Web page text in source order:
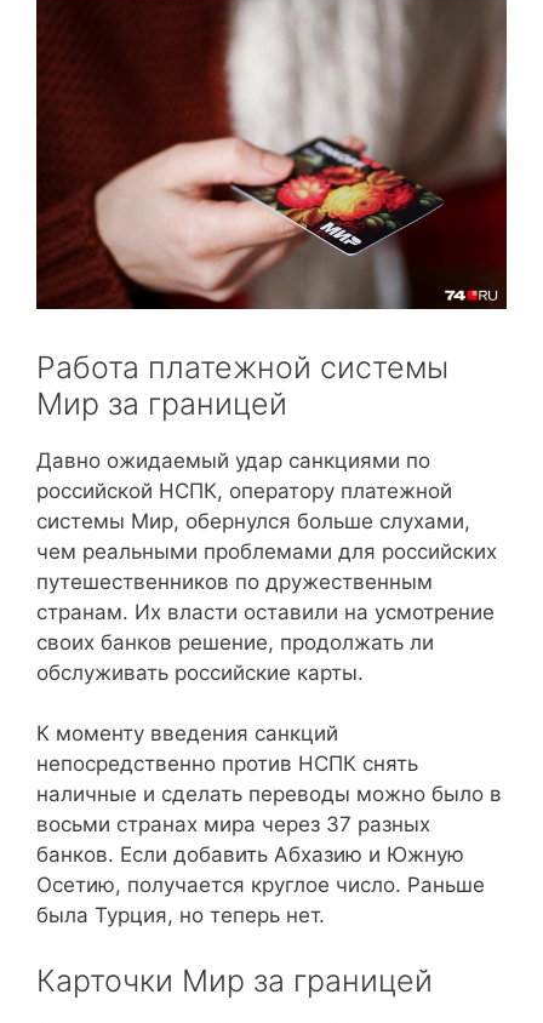
Работа платежной системы
Мир за границей
Давно ожидаемый удар санкциями по
российской НСПК, оператору платежной
системы Мир, обернулся больше слухами,
чем реальными проблемами для российских
путешественников по дружественным
странам. Их власти оставили на усмотрение
своих банков решение, продолжать ли
обслуживать российские карты.
К моменту введения санкций
непосредственно против НСПК снять
наличные и сделать переводы можно было в
восьми странах мира через 37 разных
банков. Если добавить Абхазию и Южную
Осетию, получается круглое число. Раньше
была Турция, но теперь нет.
Карточки Мир за границей